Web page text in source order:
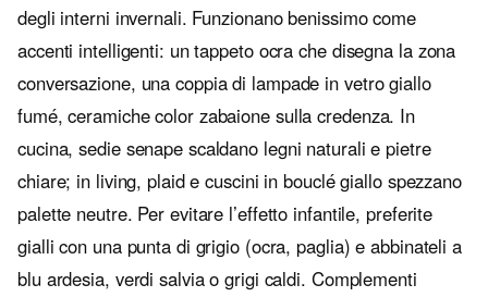
degli interni invernali. Funzionano benissimo come
accenti intelligenti: un tappeto ocra che disegna la zona
conversazione, una coppia di lampade in vetro giallo
fumé, ceramiche color zabaione sulla credenza. In
cucina, sedie senape scaldano legni naturali e pietre
chiare; in living, plaid e cuscini in bouclé giallo spezzano
palette neutre. Per evitare l’effetto infantile, preferite
gialli con una punta di grigio (ocra, paglia) e abbinateli a
blu ardesia, verdi salvia o grigi caldi. Complementi